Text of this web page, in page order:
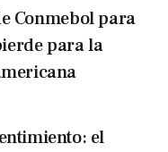
Conmebol para
para la
el